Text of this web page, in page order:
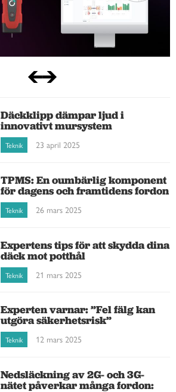
Däckklipp dämpar ljud i
innovativt mursystem
Teknik 23 april 2025
TPMS: En oumbärlig komponent
för dagens och framtidens fordon
Teknik 26 mars 2025
Expertens tips för att skydda dina
däck mot potthål
Teknik 21 mars 2025
Experten varnar: ”Fel fälg kan
utgöra säkerhetsrisk”
Teknik 12 mars 2025
Nedsläckning av 2G- och 3G-
nätet påverkar många fordon: